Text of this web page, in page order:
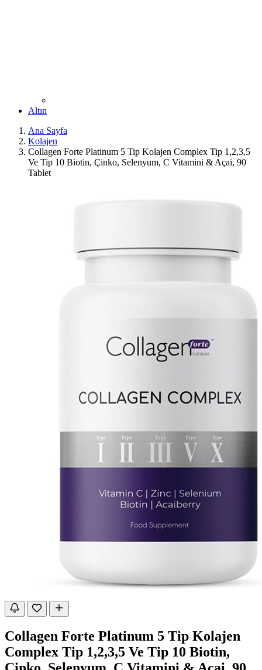
Altın
Ana Sayfa
Kolajen
Collagen Forte Platinum 5 Tip Kolajen Complex Tip 1,2,3,5
Ve Tip 10 Biotin, Çinko, Selenyum, C Vitamini & Açai, 90
Tablet
Collagen Forte Platinum 5 Tip Kolajen
Complex Tip 1,2,3,5 Ve Tip 10 Biotin,